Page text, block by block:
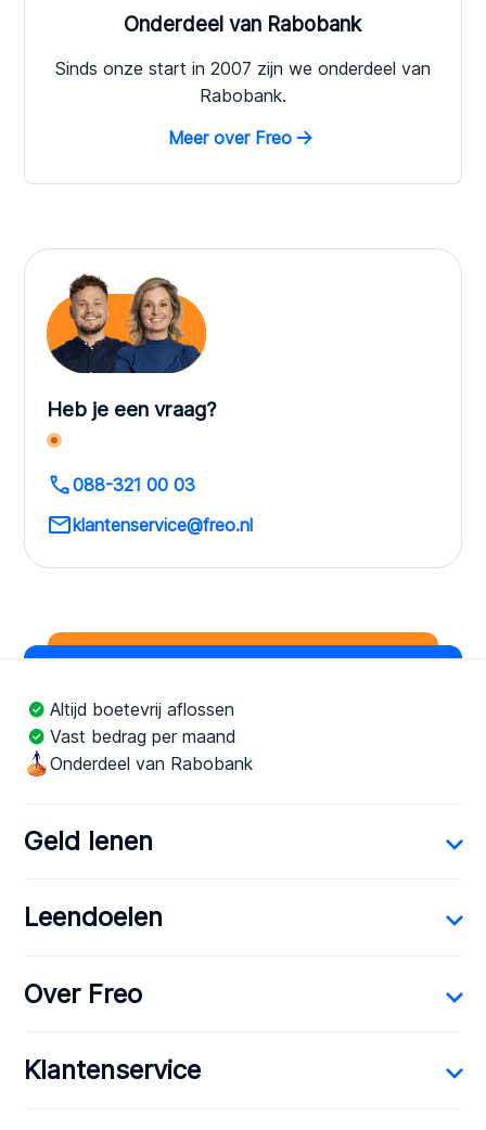
Onderdeel van Rabobank
Sinds onze start in 2007 zijn we onderdeel van
Rabobank.
Meer over Freo
Heb je een vraag?
088-321 00 03
klantenservice@freo.nl
Altijd boetevrij aflossen
Vast bedrag per maand
Onderdeel van Rabobank
Geld lenen
Leendoelen
Over Freo
Klantenservice